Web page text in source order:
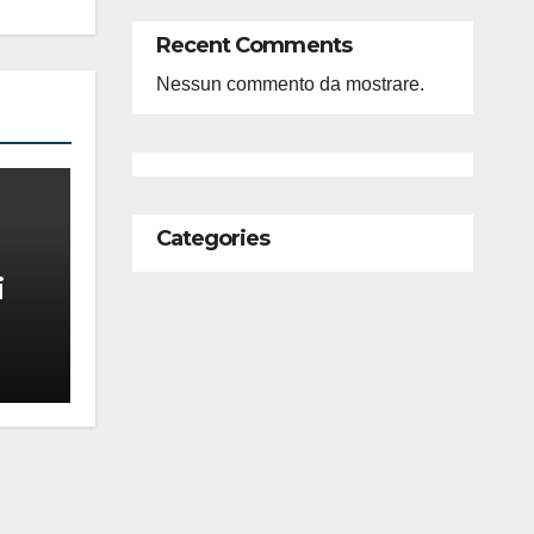
Recent Comments
Nessun commento da mostrare.
Categories